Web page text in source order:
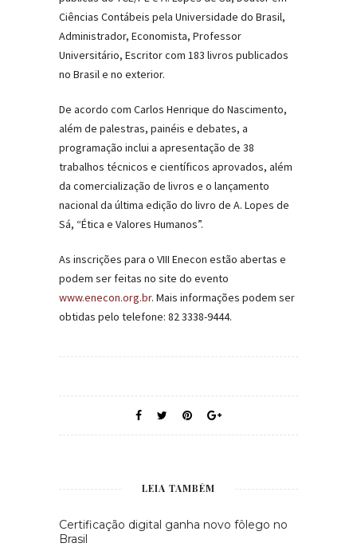
Ciências Contábeis pela Universidade do Brasil,
Administrador, Economista, Professor
Universitário, Escritor com 183 livros publicados
no Brasil e no exterior.
De acordo com Carlos Henrique do Nascimento,
além de palestras, painéis e debates, a
programação inclui a apresentação de 38
trabalhos técnicos e científicos aprovados, além
da comercialização de livros e o lançamento
nacional da última edição do livro de A. Lopes de
Sá, “Ética e Valores Humanos”.
As inscrições para o VIII Enecon estão abertas e
podem ser feitas no site do evento
www.enecon.org.br. Mais informações podem ser
obtidas pelo telefone: 82 3338-9444.
LEIA TAMBÉM
Certificação digital ganha novo fôlego no
Brasil